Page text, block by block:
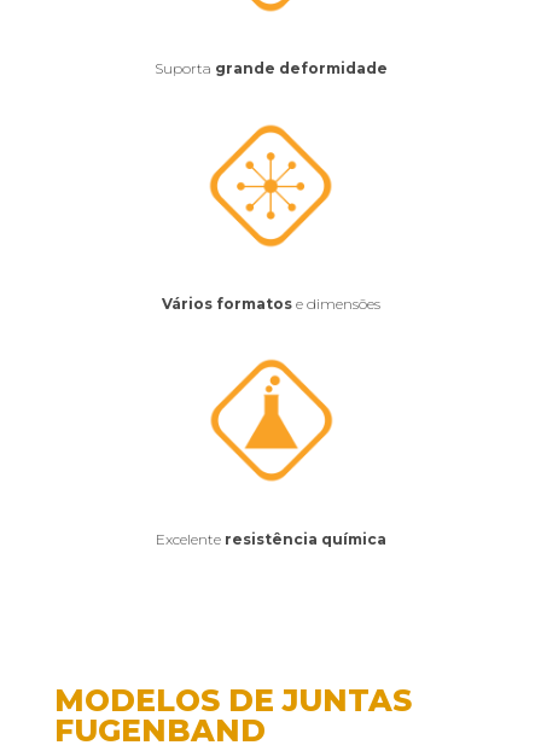
Suporta grande deformidade
Vários formatose dimensões
Excelenteresistência química
MODELOS DE JUNTAS
FUGENBAND